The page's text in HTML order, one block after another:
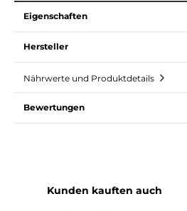
Eigenschaften
Hersteller
Nährwerte und Produktdetails
Bewertungen
Produktgalerie überspringen
Kunden kauften auch